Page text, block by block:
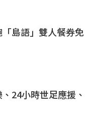
島語」雙人餐券免
24小時世足應援、